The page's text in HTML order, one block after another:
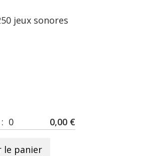
jeux sonores
0 0,00 €
le panier